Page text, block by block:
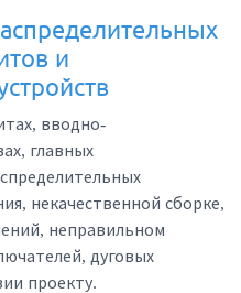
и
вводно-
главных
некачественной сборке,
неправильном
дуговых
проекту.